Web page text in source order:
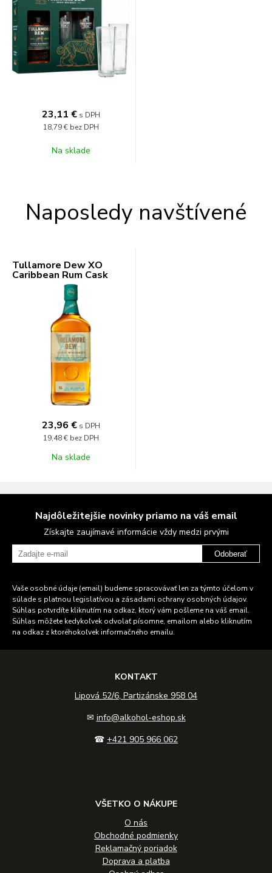
23,11 € s DPH
18,79 € bez DPH
Na sklade
Naposledy navštívené
Tullamore Dew XO
Caribbean Rum Cask
Finish 43% 0,7l
23,96 € s DPH
19,48 € bez DPH
Na sklade
Najdôležitejšie novinky priamo na váš email
Získajte zaujímavé informácie vždy medzi prvými
Odoberať
Vaše osobné údaje (email) budeme spracovávať len za týmto účelom v
súlade s platnou legislatívou a zásadami ochrany osobných údajov.
Súhlas potvrdíte kliknutím na odkaz, ktorý vám pošleme na váš email.
Súhlas môžete kedykoľvek odvolať písomne, emailom alebo kliknutím
na odkaz z ktoréhokoľvek informačného emailu.
KONTAKT
Lipová 52/6, Partizánske 958 04
✉ info@alkohol-eshop.sk
☎ +421 905 966 062
VŠETKO O NÁKUPE
O nás
Obchodné podmienky
Reklamačný poriadok
Doprava a platba